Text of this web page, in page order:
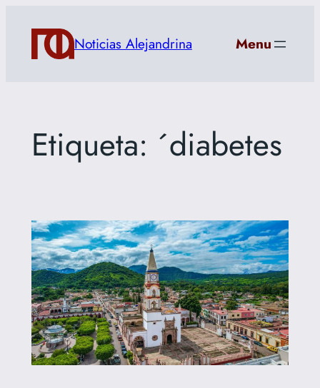
contenido
Noticias Alejandrina Menu
Etiqueta: ´diabetes